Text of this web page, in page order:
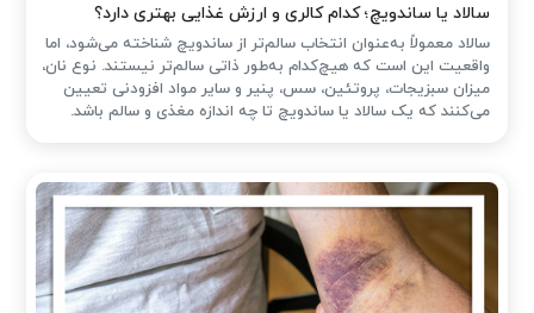
سالاد یا ساندویچ؛ کدام کالری و ارزش غذایی بهتری دارد؟
سالاد معمولاً به‌عنوان انتخاب سالم‌تر از ساندویچ شناخته می‌شود، اما
واقعیت این است که هیچ‌کدام به‌طور ذاتی سالم‌تر نیستند. نوع نان،
میزان سبزیجات، پروتئین، سس، پنیر و سایر مواد افزودنی تعیین
می‌کنند که یک سالاد یا ساندویچ تا چه اندازه مغذی و سالم باشد.